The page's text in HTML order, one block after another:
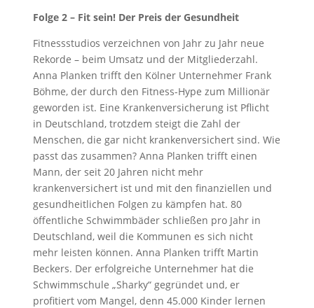
Folge 2 – Fit sein! Der Preis der Gesundheit
Fitnessstudios verzeichnen von Jahr zu Jahr neue
Rekorde – beim Umsatz und der Mitgliederzahl.
Anna Planken trifft den Kölner Unternehmer Frank
Böhme, der durch den Fitness-Hype zum Millionär
geworden ist. Eine Krankenversicherung ist Pflicht
in Deutschland, trotzdem steigt die Zahl der
Menschen, die gar nicht krankenversichert sind. Wie
passt das zusammen? Anna Planken trifft einen
Mann, der seit 20 Jahren nicht mehr
krankenversichert ist und mit den finanziellen und
gesundheitlichen Folgen zu kämpfen hat. 80
öffentliche Schwimmbäder schließen pro Jahr in
Deutschland, weil die Kommunen es sich nicht
mehr leisten können. Anna Planken trifft Martin
Beckers. Der erfolgreiche Unternehmer hat die
Schwimmschule „Sharky“ gegründet und, er
profitiert vom Mangel, denn 45.000 Kinder lernen